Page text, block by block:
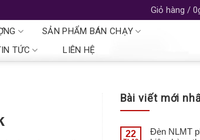
Giỏ hàng / 0
SẢN PHẨM BÁN CHẠY
TỨC LIÊN HỆ
Bài viết mới
22
Đèn NLMT